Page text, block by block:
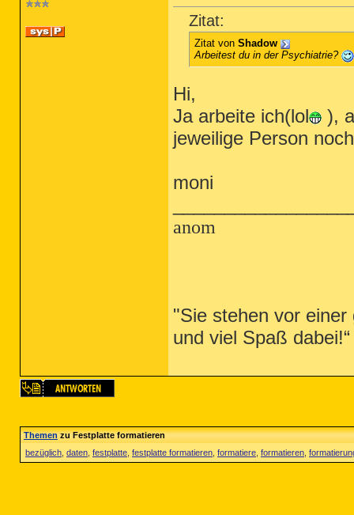
Zitat:
Zitat von Shadow
Arbeitest du in der Psychiatrie?
Hi,
Ja arbeite ich(lol
),
jeweilige Person
moni
anom
"Sie stehen vor
und viel Spaß
Themenzu Festplatte formatieren
bezüglich daten festplatte festplatte formatieren formatiere formatieren